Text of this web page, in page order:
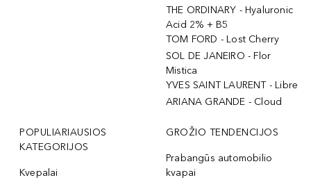
THE ORDINARY - Hyaluronic
Acid 2% + B5
TOM FORD - Lost Cherry
SOL DE JANEIRO - Flor
Mistica
YVES SAINT LAURENT - Libre
ARIANA GRANDE - Cloud
POPULIARIAUSIOS
KATEGORIJOS
Kvepalai
GROŽIO TENDENCIJOS
Prabangūs automobilio
kvapai